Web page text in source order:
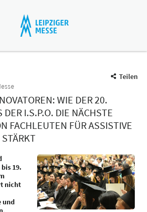
Teilen
WIE DER 20.
DER I.S.P.O. DIE NÄCHSTE
FACHLEUTEN FÜR ASSISTIVE
19.
nicht
und